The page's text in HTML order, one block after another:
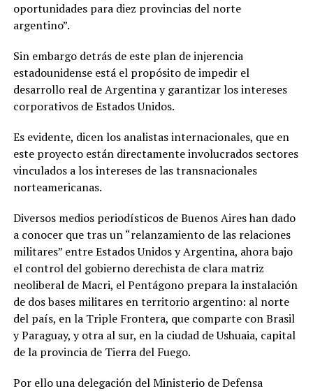
oportunidades para diez provincias del norte
argentino”.
Sin embargo detrás de este plan de injerencia
estadounidense está el propósito de impedir el
desarrollo real de Argentina y garantizar los intereses
corporativos de Estados Unidos.
Es evidente, dicen los analistas internacionales, que en
este proyecto están directamente involucrados sectores
vinculados a los intereses de las transnacionales
norteamericanas.
Diversos medios periodísticos de Buenos Aires han dado
a conocer que tras un “relanzamiento de las relaciones
militares” entre Estados Unidos y Argentina, ahora bajo
el control del gobierno derechista de clara matriz
neoliberal de Macri, el Pentágono prepara la instalación
de dos bases militares en territorio argentino: al norte
del país, en la Triple Frontera, que comparte con Brasil
y Paraguay, y otra al sur, en la ciudad de Ushuaia, capital
de la provincia de Tierra del Fuego.
Por ello una delegación del Ministerio de Defensa